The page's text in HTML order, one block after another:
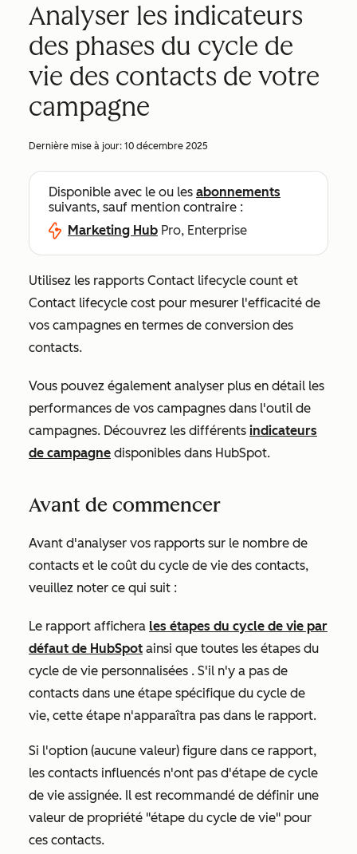
Analyser les indicateurs
des phases du cycle de
vie des contacts de votre
campagne
Dernière mise à jour: 10 décembre 2025
Disponible avec le ou les abonnements
suivants, sauf mention contraire :
Marketing Hub Pro, Enterprise
Utilisez les rapports Contact lifecycle count et
Contact lifecycle cost pour mesurer l'efficacité de
vos campagnes en termes de conversion des
contacts.
Vous pouvez également analyser plus en détail les
performances de vos campagnes dans l'outil de
campagnes. Découvrez les différents indicateurs
de campagne disponibles dans HubSpot.
Avant de commencer
Avant d'analyser vos rapports sur le nombre de
contacts et le coût du cycle de vie des contacts,
veuillez noter ce qui suit :
Le rapport affichera les étapes du cycle de vie par
défaut de HubSpot ainsi que toutes les étapes du
cycle de vie personnalisées . S'il n'y a pas de
contacts dans une étape spécifique du cycle de
vie, cette étape n'apparaîtra pas dans le rapport.
Si l'option (aucune valeur) figure dans ce rapport,
les contacts influencés n'ont pas d'étape de cycle
de vie assignée. Il est recommandé de définir une
valeur de propriété "étape du cycle de vie" pour
ces contacts.